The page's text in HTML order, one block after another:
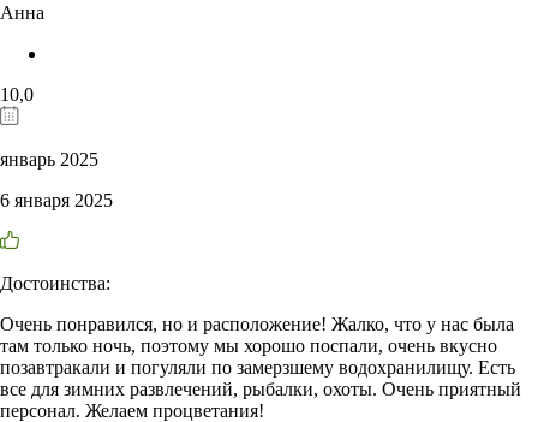
Анна
10,0
январь 2025
6 января 2025
Достоинства:
Очень понравился, но и расположение! Жалко, что у нас была
там только ночь, поэтому мы хорошо поспали, очень вкусно
позавтракали и погуляли по замерзшему водохранилищу. Есть
все для зимних развлечений, рыбалки, охоты. Очень приятный
персонал. Желаем процветания!